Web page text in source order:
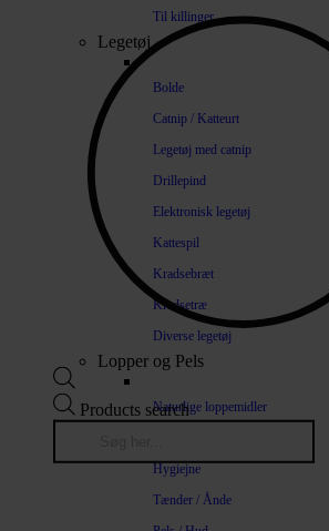
Til killinger
Legetøj
Bolde
Catnip / Katteurt
Legetøj med catnip
Drillepind
Elektronisk legetøj
Kattespil
Kradsebræt
Kradsetræ
Diverse legetøj
Lopper og Pels
Naturlige loppemidler
Hygiejne
Tænder / Ånde
Products search